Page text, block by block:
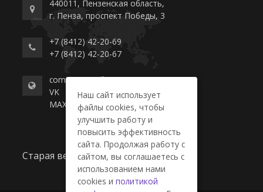
440011, Пензенская область,
г. Пенза, проспект Победы, 3
+7 (8412) 42-20-69
+7 (8412) 42-20-67
commerce-college.ru
VK
MAX
Старая версия сайта
Наш сайт использует
файлы cookies, чтобы
улучшить работу и
повысить эффективность
сайта. Продолжая работу с
сайтом, вы соглашаетесь с
использованием нами
cookies и политикой